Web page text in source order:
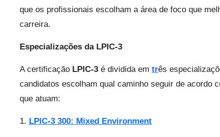
que os profissionais escolham a área de foco que
carreira.
Especializações da LPIC-3
A certificação LPIC-3 é dividida em três
candidatos escolham qual caminho seguir de acordo
que atuam:
1. LPIC-3 300: Mixed Environment